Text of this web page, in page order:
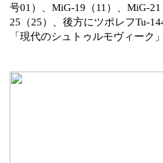
号01）、MiG-19（11）、MiG-
25（25）、後方にツポレフTu-
「現代のシュトゥルモヴィーク